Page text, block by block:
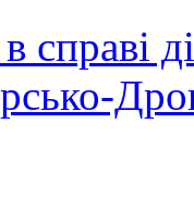
справі